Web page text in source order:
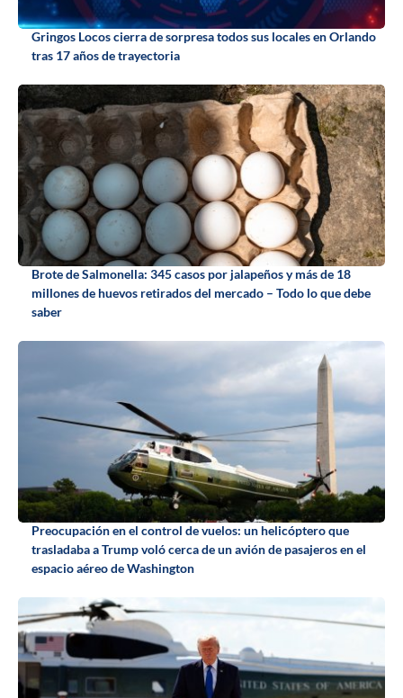
Gringos Locos cierra de sorpresa todos sus locales en Orlando
tras 17 años de trayectoria
Brote de Salmonella: 345 casos por jalapeños y más de 18
millones de huevos retirados del mercado – Todo lo que debe
saber
Preocupación en el control de vuelos: un helicóptero que
trasladaba a Trump voló cerca de un avión de pasajeros en el
espacio aéreo de Washington